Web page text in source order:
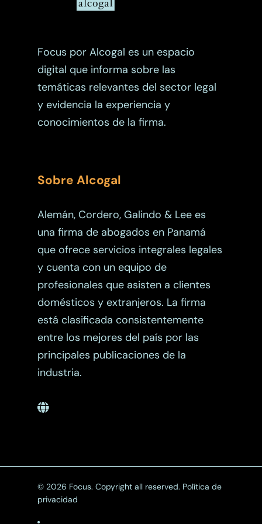
Focus por Alcogal es un espacio
digital que informa sobre las
temáticas relevantes del sector legal
y evidencia la experiencia y
conocimientos de la firma.
Sobre Alcogal
Alemán, Cordero, Galindo & Lee es
una firma de abogados en Panamá
que ofrece servicios integrales legales
y cuenta con un equipo de
profesionales que asisten a clientes
domésticos y extranjeros. La firma
está clasificada consistentemente
entre los mejores del país por las
principales publicaciones de la
industria.
© 2026 Focus. Copyright all reserved. Política de
privacidad